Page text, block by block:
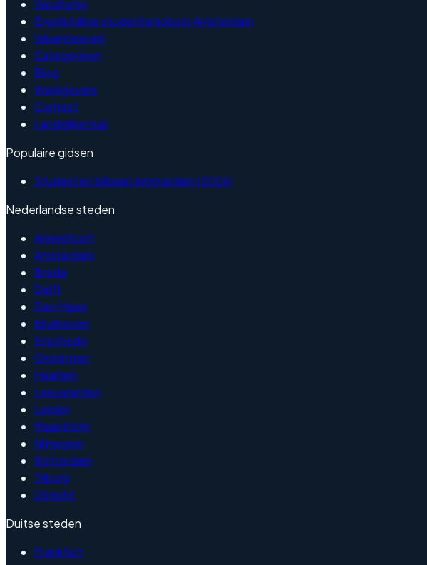
Vacatures
Engelstalige studentenjobs in Amsterdam
Vakantiewerk
Categorieen
Blog
Werkgevers
Contact
Landelijke hub
Populaire gidsen
Studenten bijbaan Amsterdam (2026)
Nederlandse steden
Amersfoort
Amsterdam
Breda
Delft
Den Haag
Eindhoven
Enschede
Groningen
Haarlem
Leeuwarden
Leiden
Maastricht
Nijmegen
Rotterdam
Tilburg
Utrecht
Duitse steden
Frankfurt